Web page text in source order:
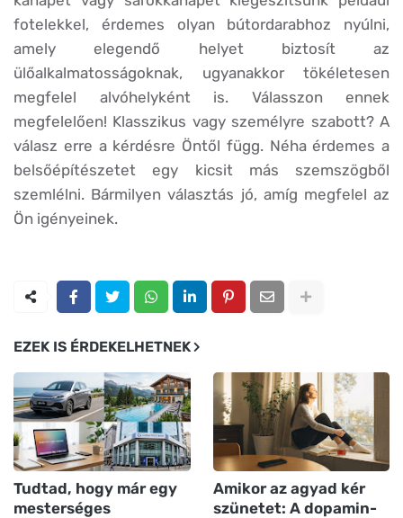
fotelekkel, érdemes olyan bútordarabhoz nyúlni,
amely elegendő helyet biztosít az
ülőalkalmatosságoknak, ugyanakkor tökéletesen
megfelel alvóhelyként is. Válasszon ennek
megfelelően! Klasszikus vagy személyre szabott? A
válasz erre a kérdésre Öntől függ. Néha érdemes a
belsőépítészetet egy kicsit más szemszögből
szemlélni. Bármilyen választás jó, amíg megfelel az
Ön igényeinek.
EZEK IS ÉRDEKELHETNEK
Tudtad, hogy már egy
mesterséges
Amikor az agyad kér
szünetet: A dopamin-